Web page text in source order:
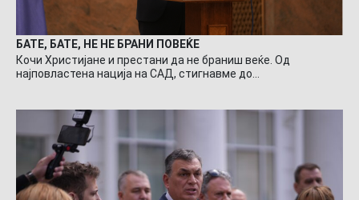
БАТЕ, БАТЕ, НЕ НЕ БРАНИ ПОВЕЌЕ
Кочи Христијане и престани да не браниш веќе. Од
најповластена нација на САД, стигнавме до…